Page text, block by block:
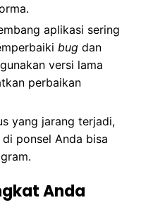
aplikasi sering
bug dan
versi lama
perbaikan
yang jarang terjadi,
ponsel Anda bisa
Anda